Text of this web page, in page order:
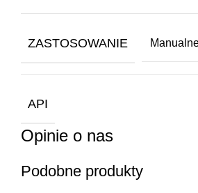
ZASTOSOWANIE
API
Opinie o nas
Podobne produkty